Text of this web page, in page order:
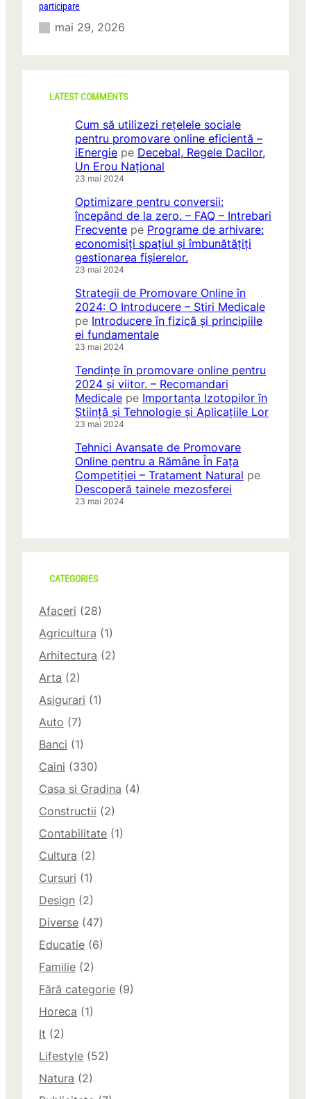
participare
mai 29, 2026
LATEST COMMENTS
Cum să utilizezi rețelele sociale
pentru promovare online eficientă –
iEnergie pe Decebal, Regele Dacilor,
Un Erou Național
23 mai 2024
Optimizare pentru conversii:
începând de la zero. – FAQ – Intrebari
Frecvente pe Programe de arhivare:
economisiți spațiul și îmbunătățiți
gestionarea fișierelor.
23 mai 2024
Strategii de Promovare Online în
2024: O Introducere – Stiri Medicale
pe Introducere în fizică și principiile
ei fundamentale
23 mai 2024
Tendințe în promovare online pentru
2024 și viitor. – Recomandari
Medicale pe Importanța Izotopilor în
Știință și Tehnologie și Aplicațiile Lor
23 mai 2024
Tehnici Avansate de Promovare
Online pentru a Rămâne În Fața
Competiției – Tratament Natural pe
Descoperă tainele mezosferei
23 mai 2024
CATEGORIES
Afaceri (28)
Agricultura (1)
Arhitectura (2)
Arta (2)
Asigurari (1)
Auto (7)
Banci (1)
Caini (330)
Casa si Gradina (4)
Constructii (2)
Contabilitate (1)
Cultura (2)
Cursuri (1)
Design (2)
Diverse (47)
Educatie (6)
Familie (2)
Fără categorie (9)
Horeca (1)
It (2)
Lifestyle (52)
Natura (2)